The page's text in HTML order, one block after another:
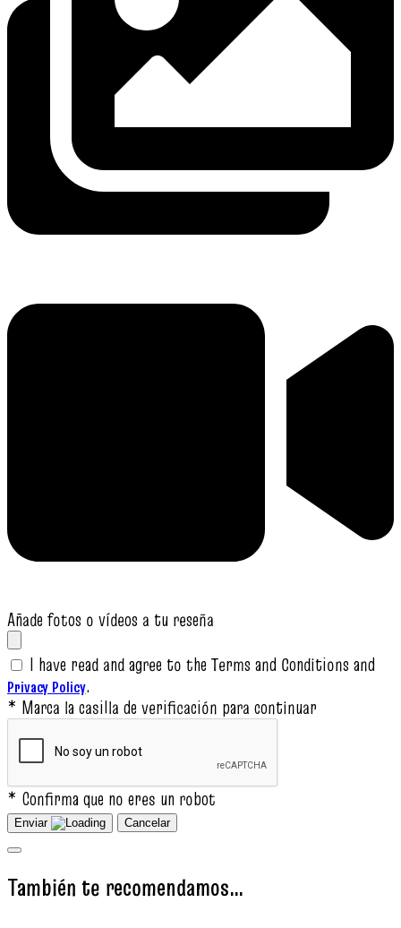
Añade fotos o vídeos a tu reseña
I have read and agree to the Terms and Conditions and
Privacy Policy.
* Marca la casilla de verificación para continuar
* Confirma que no eres un robot
Enviar Cancelar
También te recomendamos…